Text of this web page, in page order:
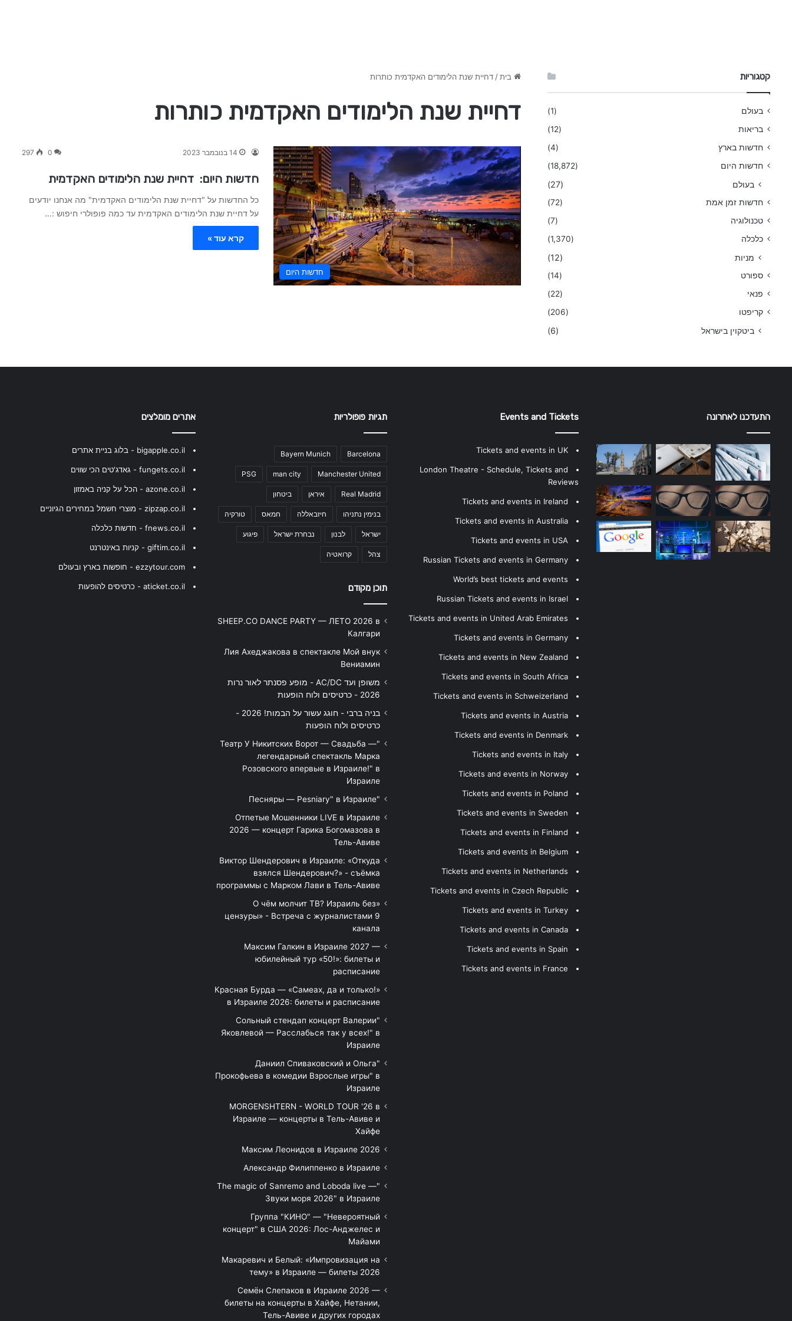
בית / דחיית שנת הלימודים האקדמית כותרות
דחיית שנת הלימודים האקדמית כותרות
חדשות היום
14 בנובמבר 2023 0
297
חדשות היום: דחיית שנת הלימודים האקדמית
כל החדשות על "דחיית שנת הלימודים האקדמית" מה אנחנו יודעים
על דחיית שנת הלימודים האקדמית עד כמה פופולרי חיפוש :…
קרא עוד »
קטגוריות
בעולם
(1)
בריאות
(12)
חדשות בארץ
(4)
חדשות היום
(18,872)
בעולם (27)
חדשות זמן אמת
(72)
טכנולוגיה
(7)
כלכלה
(1,370)
מניות (12)
ספורט
(14)
פנאי
(22)
קריפטו
(206)
ביטקוין בישראל (6)
התעדכנו לאחרונה Events and Tickets
Tickets and events in UK
London Theatre - Schedule, Tickets and
Reviews
Tickets and events in Ireland
Tickets and events in Australia
Tickets and events in USA
Russian Tickets and events in Germany
World’s best tickets and events
Russian Tickets and events in Israel
Tickets and events in United Arab Emirates
Tickets and events in Germany
Tickets and events in New Zealand
Tickets and events in South Africa
Tickets and events in Schweizerland
Tickets and events in Austria
Tickets and events in Denmark
Tickets and events in Italy
Tickets and events in Norway
Tickets and events in Poland
Tickets and events in Sweden
Tickets and events in Finland
Tickets and events in Belgium
Tickets and events in Netherlands
Tickets and events in Czech Republic
Tickets and events in Turkey
Tickets and events in Canada
Tickets and events in Spain
Tickets and events in France
תגיות פופולריות
Barcelona
Bayern Munich
Manchester United
man city
PSG
Real Madrid איראן ביטחון
בנימין נתניהו חיזבאללה חמאס טורקיה
ישראל לבנון נבחרת ישראל פיגוע
צהל קרואטיה
תוכן מקודם
SHEEP.CO DANCE PARTY — ЛЕТО 2026 в
Калгари
Лия Ахеджакова в спектакле Мой внук
Вениамин
משופן ועד AC/DC - מופע פסנתר לאור נרות
2026 - כרטיסים ולוח הופעות
בניה ברבי - חוגג עשור על הבמות! 2026 -
כרטיסים ולוח הופעות
"Театр У Никитских Ворот — Свадьба —
легендарный спектакль Марка
Розовского впервые в Израиле!" в
Израиле
"Песняры — Pesniary" в Израиле
Отпетые Мошенники LIVE в Израиле
2026 — концерт Гарика Богомазова в
Тель-Авиве
Виктор Шендерович в Израиле: «Откуда
взялся Шендерович?» - съёмка
программы с Марком Лави в Тель-Авиве
«О чём молчит ТВ? Израиль без
цензуры» - Встреча с журналистами 9
канала
Максим Галкин в Израиле 2027 —
юбилейный тур «50!»: билеты и
расписание
Красная Бурда — «Самеах, да и только!»
в Израиле 2026: билеты и расписание
"Сольный стендап концерт Валерии
Яковлевой — Расслабься так у всех!" в
Израиле
"Даниил Спиваковский и Ольга
Прокофьева в комедии Взрослые игры" в
Израиле
MORGENSHTERN - WORLD TOUR '26 в
Израиле — концерты в Тель-Авиве и
Хайфе
Максим Леонидов в Израиле 2026
Александр Филиппенко в Израиле
"The magic of Sanremo and Loboda live —
Звуки моря 2026" в Израиле
Группа "КИНО" — "Невероятный
концерт" в США 2026: Лос-Анджелес и
Майами
Макаревич и Белый: «Импровизация на
тему» в Израиле — билеты 2026
Семён Слепаков в Израиле 2026 —
билеты на концерты в Хайфе, Нетании,
Тель-Авиве и других городах
אתרים מומלצים
bigapple.co.il - בלוג בניית אתרים
fungets.co.il - גאדג'טים הכי שווים
azone.co.il - הכל על קניה באמזון
zipzap.co.il - מוצרי חשמל במחירים הגיוניים
fnews.co.il - חדשות כלכלה
giftim.co.il - קניות באינטרנט
ezzytour.com - חופשות בארץ ובעולם
aticket.co.il - כרטיסים להופעות